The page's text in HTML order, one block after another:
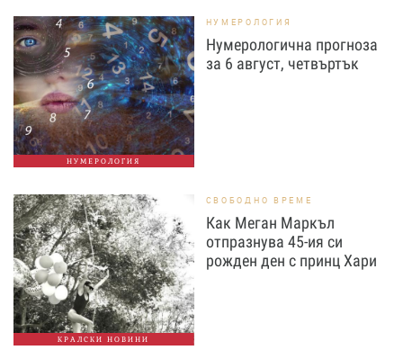
НУМЕРОЛОГИЯ
НУМЕРОЛОГИЯ
Нумерологична прогноза
за 6 август, четвъртък
КРАЛСКИ НОВИНИ
СВОБОДНО ВРЕМЕ
Как Меган Маркъл
отпразнува 45-ия си
рожден ден с принц Хари